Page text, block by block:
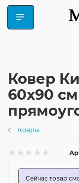
Ковер
60x90 см
Ковры
Сейчас товар